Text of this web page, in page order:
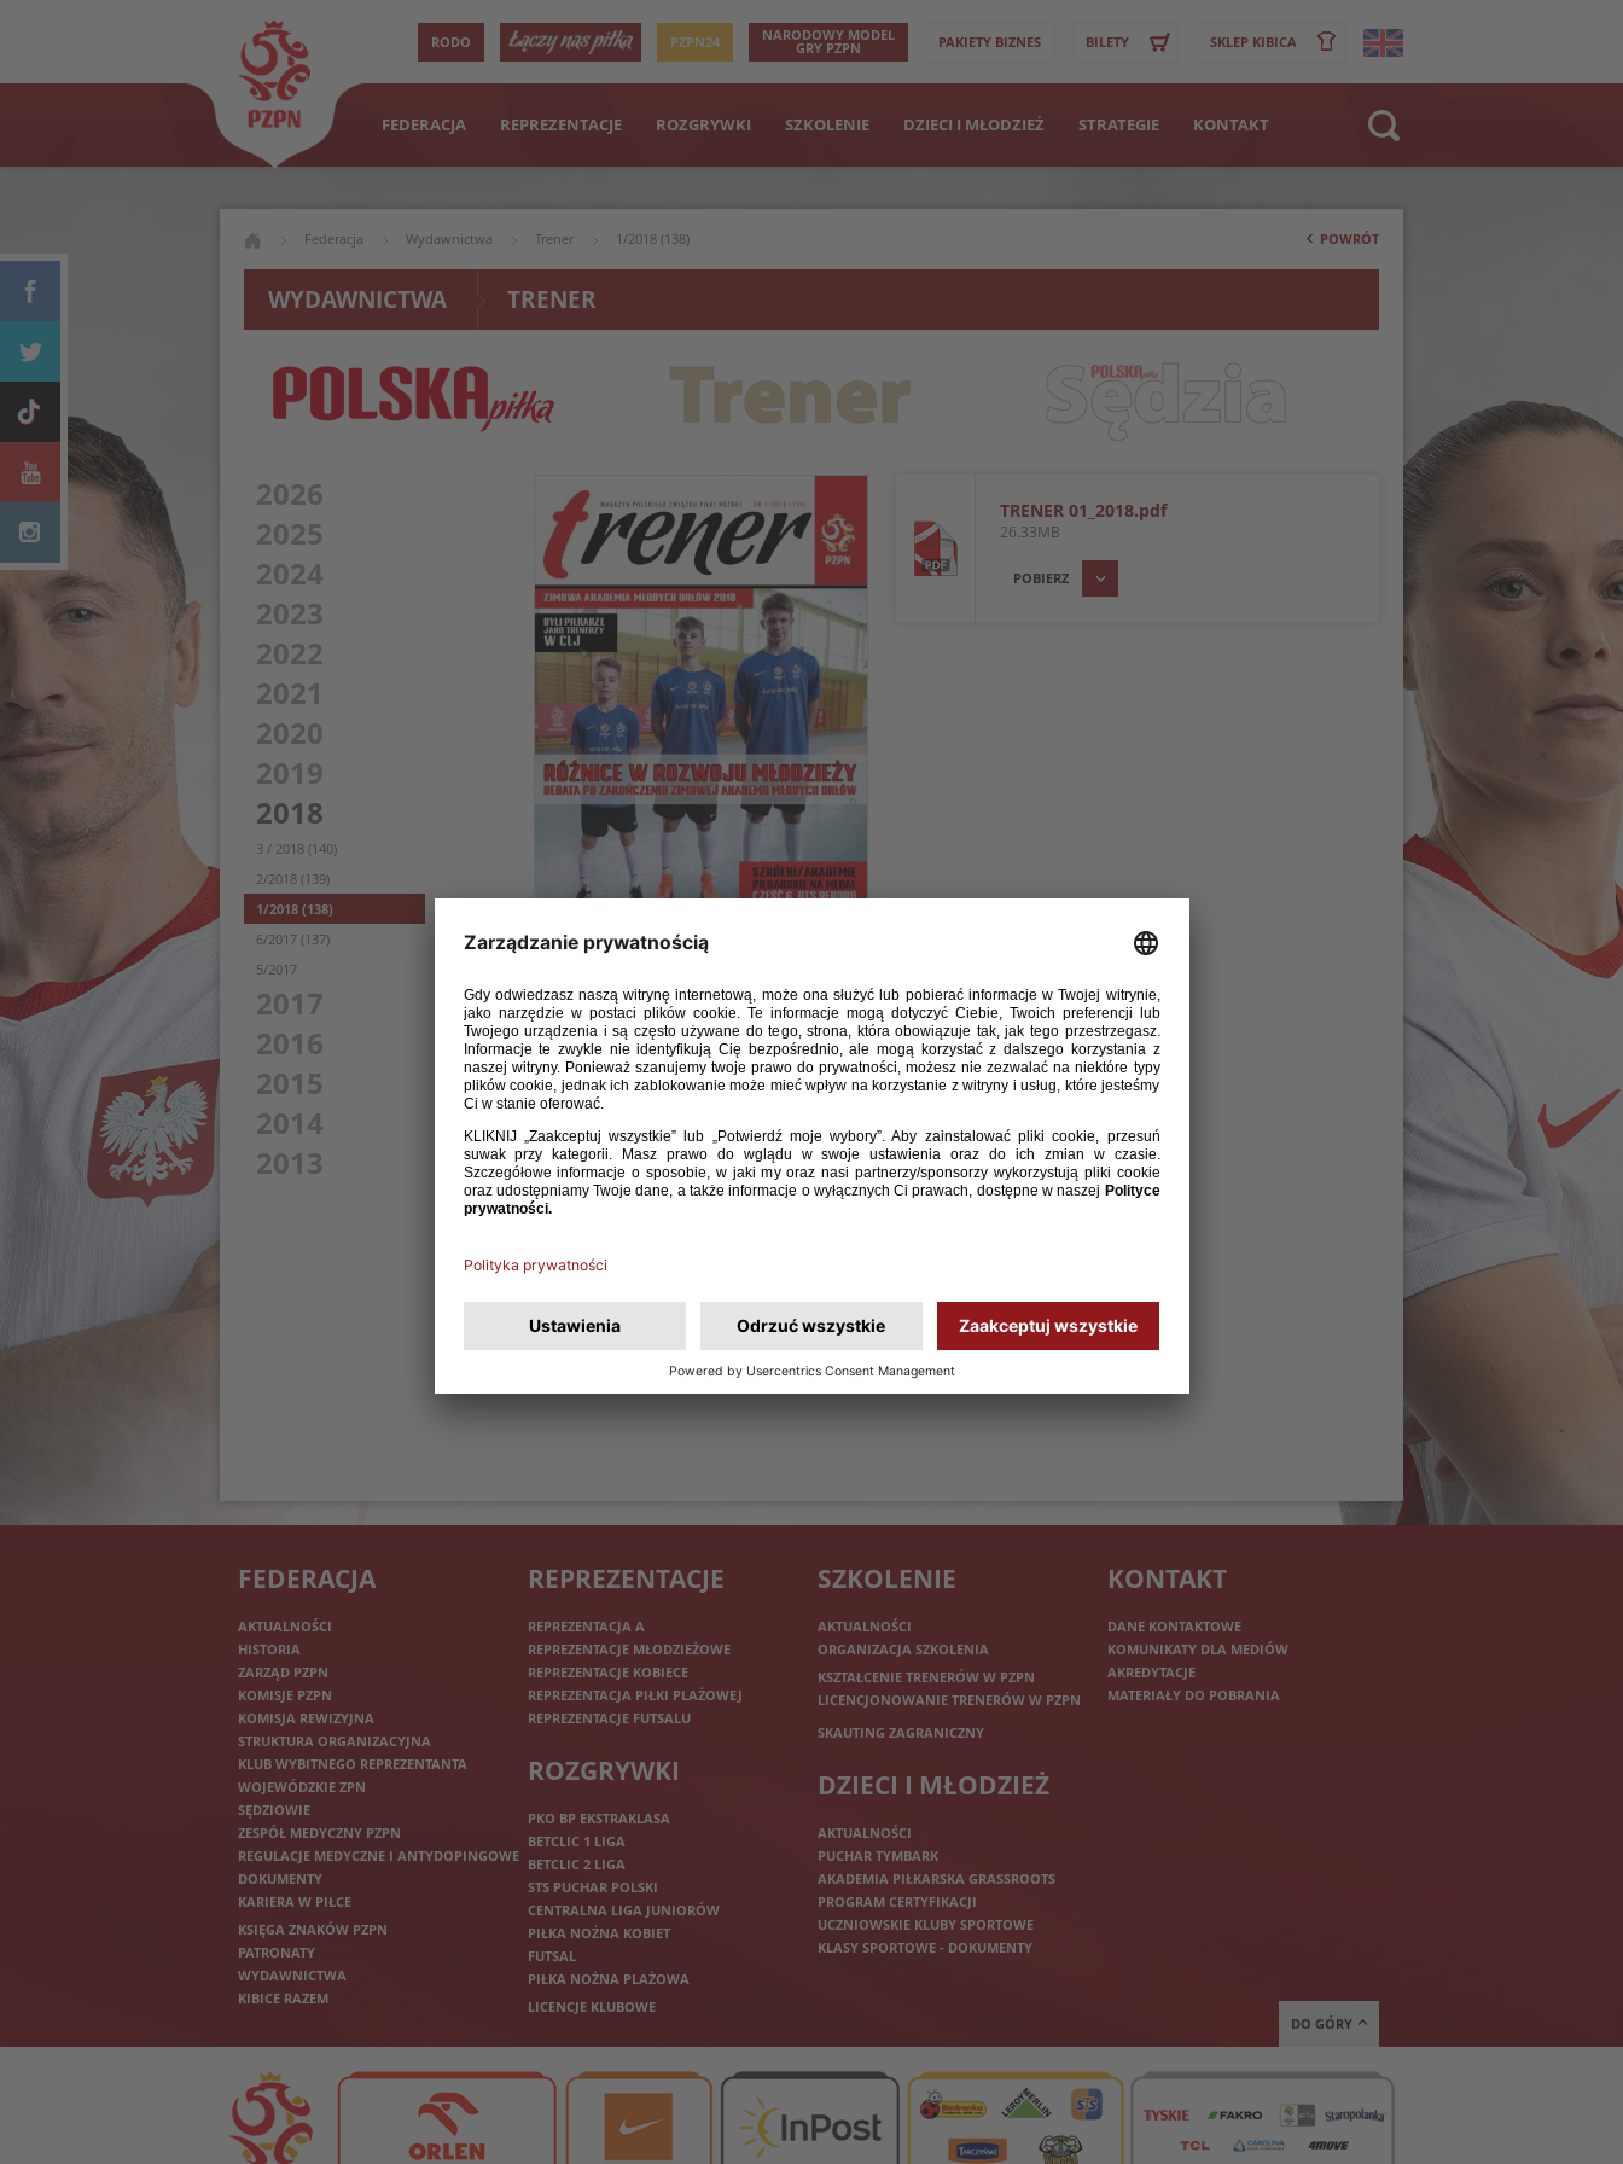
RODO PZPN24 NARODOWY MODEL
GRY PZPN PAKIETY BIZNES BILETY SKLEP KIBICA
FEDERACJA REPREZENTACJE ROZGRYWKI SZKOLENIE DZIECI I MŁODZIEŻ STRATEGIE KONTAKT
>
Strona WWW
Federacja Wydawnictwa Trener 1/2018 (138) POWRÓT
WYDAWNICTWA TRENER
2026
2025
2024
2023
2022
2021
2020
2019
2018
3 / 2018 (140)
2/2018 (139)
1/2018 (138)
6/2017 (137)
5/2017
2017
2016
2015
2014
2013
TRENER 01_2018.pdf
26.33MB
POBIERZ
FEDERACJA
AKTUALNOŚCI
HISTORIA
ZARZĄD PZPN
KOMISJE PZPN
KOMISJA REWIZYJNA
STRUKTURA ORGANIZACYJNA
KLUB WYBITNEGO REPREZENTANTA
WOJEWÓDZKIE ZPN
SĘDZIOWIE
ZESPÓŁ MEDYCZNY PZPN
REGULACJE MEDYCZNE I ANTYDOPINGOWE
DOKUMENTY
KARIERA W PIŁCE
KSIĘGA ZNAKÓW PZPN
PATRONATY
WYDAWNICTWA
KIBICE RAZEM
REPREZENTACJE
REPREZENTACJA A
REPREZENTACJE MŁODZIEŻOWE
REPREZENTACJE KOBIECE
REPREZENTACJA PIŁKI PLAŻOWEJ
REPREZENTACJE FUTSALU
ROZGRYWKI
PKO BP EKSTRAKLASA
BETCLIC 1 LIGA
BETCLIC 2 LIGA
STS PUCHAR POLSKI
CENTRALNA LIGA JUNIORÓW
PIŁKA NOŻNA KOBIET
FUTSAL
PIŁKA NOŻNA PLAŻOWA
LICENCJE KLUBOWE
SZKOLENIE
AKTUALNOŚCI
ORGANIZACJA SZKOLENIA
KSZTAŁCENIE TRENERÓW W PZPN
LICENCJONOWANIE TRENERÓW W PZPN
SKAUTING ZAGRANICZNY
DZIECI I MŁODZIEŻ
AKTUALNOŚCI
PUCHAR TYMBARK
AKADEMIA PIŁKARSKA GRASSROOTS
PROGRAM CERTYFIKACJI
UCZNIOWSKIE KLUBY SPORTOWE
KLASY SPORTOWE - DOKUMENTY
KONTAKT
DANE KONTAKTOWE
KOMUNIKATY DLA MEDIÓW
AKREDYTACJE
MATERIAŁY DO POBRANIA
DO GÓRY